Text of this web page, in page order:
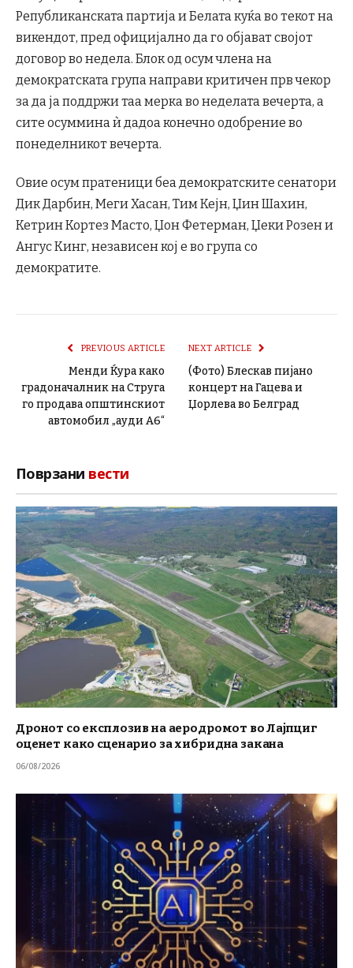
Републиканската партија и Белата куќа во текот на
викендот, пред официјално да го објават својот
договор во недела. Блок од осум члена на
демократската група направи критичен прв чекор
за да ја поддржи таа мерка во неделата вечерта, а
сите осуммина ѝ дадоа конечно одобрение во
понеделникот вечерта.
Овие осум пратеници беа демократските сенатори
Дик Дарбин, Меги Хасан, Тим Кејн, Џин Шахин,
Кетрин Кортез Масто, Џон Фетерман, Џеки Розен и
Ангус Кинг, независен кој е во група со
демократите.
PREVIOUS ARTICLE
Менди Ќура како
градоначалник на Струга
го продава општинскиот
автомобил „ауди А6“
NEXT ARTICLE
(Фото) Блескав пијано
концерт на Гацева и
Џорлева во Белград
Поврзани вести
Дронот со експлозив на аеродромот во Лајпциг
оценет како сценарио за хибридна закана
06/08/2026